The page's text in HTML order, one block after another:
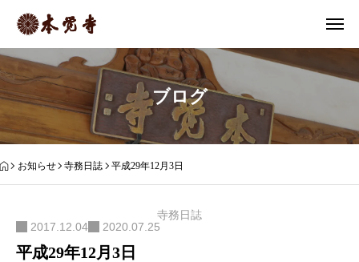
ブログ
お知らせ 寺務日誌 平成29年12月3日
寺務日誌
2017.12.04 2020.07.25
平成29年12月3日